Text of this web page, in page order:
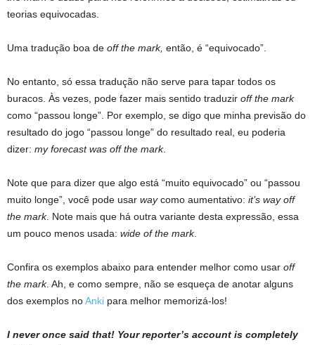
teorias equivocadas.
Uma tradução boa de off the mark, então, é “equivocado”.
No entanto, só essa tradução não serve para tapar todos os
buracos. Às vezes, pode fazer mais sentido traduzir off the mark
como “passou longe”. Por exemplo, se digo que minha previsão do
resultado do jogo “passou longe” do resultado real, eu poderia
dizer: my forecast was off the mark.
Note que para dizer que algo está “muito equivocado” ou “passou
muito longe”, você pode usar waycomo aumentativo: it’s way off
the mark. Note mais que há outra variante desta expressão, essa
um pouco menos usada: wide of the mark.
Confira os exemplos abaixo para entender melhor como usar off
the mark. Ah, e como sempre, não se esqueça de anotar alguns
dos exemplos noAnki para melhor memorizá-los!
I never once said that! Your reporter’s account is completely